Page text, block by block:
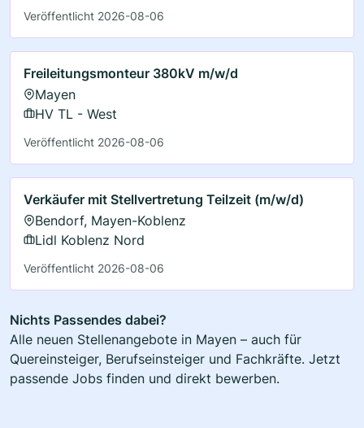
Veröffentlicht 2026-08-06
Freileitungsmonteur 380kV m/w/d
Mayen
HV TL - West
Veröffentlicht 2026-08-06
Verkäufer mit Stellvertretung Teilzeit (m/w/d)
Bendorf, Mayen-Koblenz
Lidl Koblenz Nord
Veröffentlicht 2026-08-06
Nichts Passendes dabei?
Alle neuen Stellenangebote in Mayen – auch für
Quereinsteiger, Berufseinsteiger und Fachkräfte. Jetzt
passende Jobs finden und direkt bewerben.